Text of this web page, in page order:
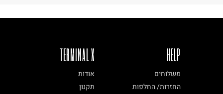
TERMINAL X
אודות
תקנון
HELP
משלוחים
החזרות/ החלפות